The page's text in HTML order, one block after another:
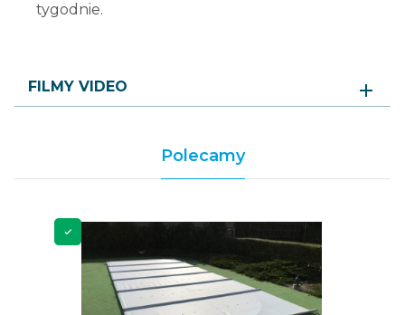
tygodnie.
FILMY VIDEO
Polecamy